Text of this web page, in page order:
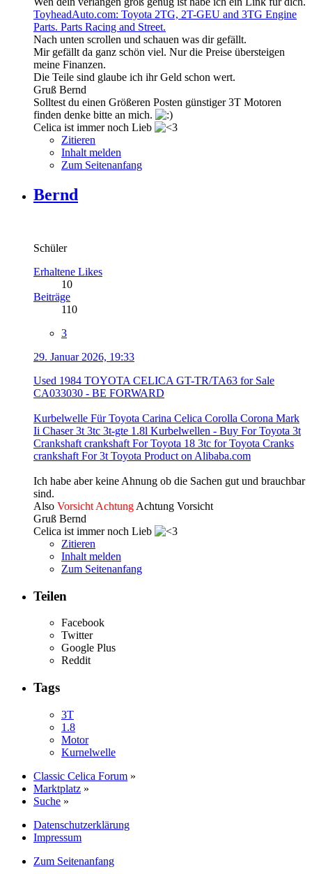
ToyheadAuto.com: Toyota 2TG, 2T-GEU and 3TG Engine
Parts. Parts Racing and Street.
Nach unten scrollen und schauen was dir gefällt.
Mir gefällt da ganz schön viel. Nur die Preise übersteigen
meine Finanzen.
Die Teile sind glaube ich ihr Geld schon wert.
Gruß Bernd
Solltest du einen Größeren Posten günstiger 3T Motoren
finden denke bitte an mich.
Celica ist immer noch Lieb
Zitieren
Inhalt melden
Zum Seitenanfang
Bernd
Schüler
Erhaltene Likes
10
Beiträge
110
3
29. Januar 2026, 19:33
Used 1984 TOYOTA CELICA GT-TR/TA63 for Sale
CA033030 - BE FORWARD
Kurbelwelle Für Toyota Carina Celica Corolla Corona Mark
Ii Chaser 3t 3tc 3t-gte 1.8l Kurbelwellen - Buy For Toyota 3t
Crankshaft crankshaft For Toyota 18 3tc for Toyota Cranks
crankshaft For 3t Toyota Product on Alibaba.com
Ich habe aber keine Ahnung ob die Sachen gut und brauchbar
sind.
Also Vorsicht Achtung Achtung Vorsicht
Gruß Bernd
Celica ist immer noch Lieb
Zitieren
Inhalt melden
Zum Seitenanfang
Teilen
Facebook
Twitter
Google Plus
Reddit
Tags
3T
1.8
Motor
Kurnelwelle
Classic Celica Forum »
Marktplatz »
Suche »
Datenschutzerklärung
Impressum
Zum Seitenanfang